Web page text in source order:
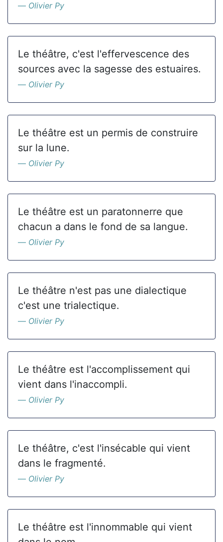
Olivier Py
Le théâtre, c'est l'effervescence des
sources avec la sagesse des estuaires.
Olivier Py
Le théâtre est un permis de construire
sur la lune.
Olivier Py
Le théâtre est un paratonnerre que
chacun a dans le fond de sa langue.
Olivier Py
Le théâtre n'est pas une dialectique
c'est une trialectique.
Olivier Py
Le théâtre est l'accomplissement qui
vient dans l'inaccompli.
Olivier Py
Le théâtre, c'est l'insécable qui vient
dans le fragmenté.
Olivier Py
Le théâtre est l'innommable qui vient